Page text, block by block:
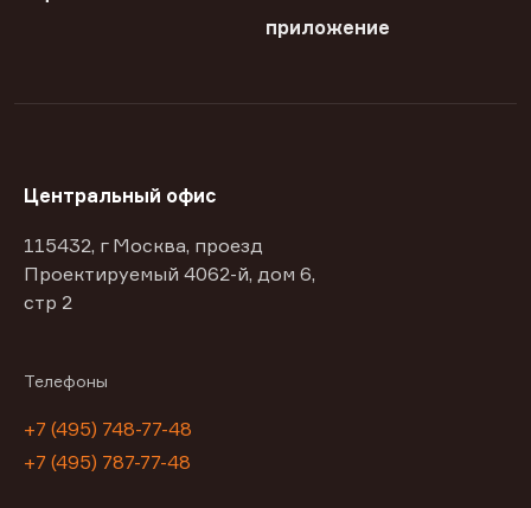
приложение
Центральный офис
115432, г Москва, проезд
Проектируемый 4062-й, дом 6,
стр 2
Телефоны
+7 (495) 748-77-48
+7 (495) 787-77-48